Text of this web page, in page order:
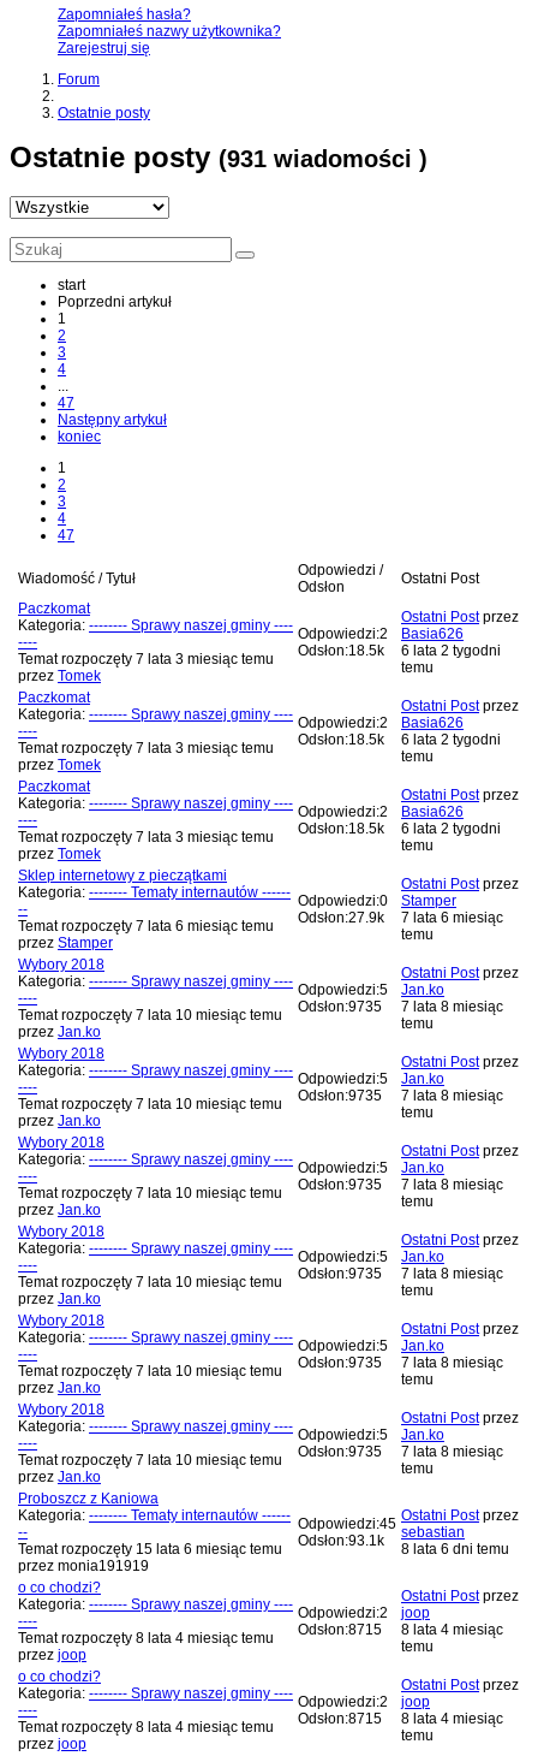
Zapomniałeś hasła?
Zapomniałeś nazwy użytkownika?
Zarejestruj się
Forum
Ostatnie posty
Ostatnie posty (931 wiadomości )
start
Poprzedni artykuł
1
2
3
4
...
47
Następny artykuł
koniec
1
2
3
4
47
Wiadomość / Tytuł
Odpowiedzi /
Odsłon
Ostatni Post
Paczkomat
Kategoria: -------- Sprawy naszej gminy ----
----
Temat rozpoczęty 7 lata 3 miesiąc temu
przez Tomek
Odpowiedzi:2
Odsłon:18.5k
Ostatni Postprzez
Basia626
6 lata 2 tygodni
temu
Paczkomat
Kategoria: -------- Sprawy naszej gminy ----
----
Temat rozpoczęty 7 lata 3 miesiąc temu
przez Tomek
Odpowiedzi:2
Odsłon:18.5k
Ostatni Postprzez
Basia626
6 lata 2 tygodni
temu
Paczkomat
Kategoria: -------- Sprawy naszej gminy ----
----
Temat rozpoczęty 7 lata 3 miesiąc temu
przez Tomek
Odpowiedzi:2
Odsłon:18.5k
Ostatni Postprzez
Basia626
6 lata 2 tygodni
temu
Sklep internetowy z pieczątkami
Kategoria: -------- Tematy internautów ------
--
Temat rozpoczęty 7 lata 6 miesiąc temu
przez Stamper
Odpowiedzi:0
Odsłon:27.9k
Ostatni Postprzez
Stamper
7 lata 6 miesiąc
temu
Wybory 2018
Kategoria: -------- Sprawy naszej gminy ----
----
Temat rozpoczęty 7 lata 10 miesiąc temu
przez Jan.ko
Odpowiedzi:5
Odsłon:9735
Ostatni Postprzez
Jan.ko
7 lata 8 miesiąc
temu
Wybory 2018
Kategoria: -------- Sprawy naszej gminy ----
----
Temat rozpoczęty 7 lata 10 miesiąc temu
przez Jan.ko
Odpowiedzi:5
Odsłon:9735
Ostatni Postprzez
Jan.ko
7 lata 8 miesiąc
temu
Wybory 2018
Kategoria: -------- Sprawy naszej gminy ----
----
Temat rozpoczęty 7 lata 10 miesiąc temu
przez Jan.ko
Odpowiedzi:5
Odsłon:9735
Ostatni Postprzez
Jan.ko
7 lata 8 miesiąc
temu
Wybory 2018
Kategoria: -------- Sprawy naszej gminy ----
----
Temat rozpoczęty 7 lata 10 miesiąc temu
przez Jan.ko
Odpowiedzi:5
Odsłon:9735
Ostatni Postprzez
Jan.ko
7 lata 8 miesiąc
temu
Wybory 2018
Kategoria: -------- Sprawy naszej gminy ----
----
Temat rozpoczęty 7 lata 10 miesiąc temu
przez Jan.ko
Odpowiedzi:5
Odsłon:9735
Ostatni Postprzez
Jan.ko
7 lata 8 miesiąc
temu
Wybory 2018
Kategoria: -------- Sprawy naszej gminy ----
----
Temat rozpoczęty 7 lata 10 miesiąc temu
przez Jan.ko
Odpowiedzi:5
Odsłon:9735
Ostatni Postprzez
Jan.ko
7 lata 8 miesiąc
temu
Proboszcz z Kaniowa
Kategoria: -------- Tematy internautów ------
--
Temat rozpoczęty 15 lata 6 miesiąc temu
przez monia191919
Odpowiedzi:45
Odsłon:93.1k
Ostatni Postprzez
sebastian
8 lata 6 dni temu
o co chodzi?
Kategoria: -------- Sprawy naszej gminy ----
----
Temat rozpoczęty 8 lata 4 miesiąc temu
przez joop
Odpowiedzi:2
Odsłon:8715
Ostatni Postprzez
joop
8 lata 4 miesiąc
temu
o co chodzi?
Kategoria: -------- Sprawy naszej gminy ----
----
Temat rozpoczęty 8 lata 4 miesiąc temu
przez joop
Odpowiedzi:2
Odsłon:8715
Ostatni Postprzez
joop
8 lata 4 miesiąc
temu